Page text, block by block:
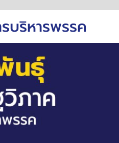
บริหารพรรค